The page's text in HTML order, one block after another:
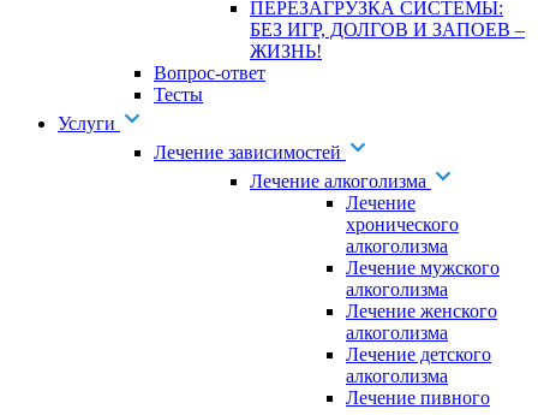
ПЕРЕЗАГРУЗКА СИСТЕМЫ:
БЕЗ ИГР, ДОЛГОВ И ЗАПОЕВ –
ЖИЗНЬ!
Вопрос-ответ
Тесты
Услуги
Лечение зависимостей
Лечение алкоголизма
Лечение
хронического
алкоголизма
Лечение мужского
алкоголизма
Лечение женского
алкоголизма
Лечение детского
алкоголизма
Лечение пивного